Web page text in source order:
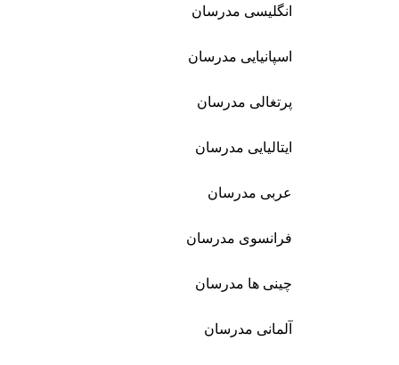
انگلیسی مدرسان
اسپانیایی مدرسان
پرتغالی مدرسان
ایتالیایی مدرسان
عربی مدرسان
فرانسوی مدرسان
چینی ها مدرسان
آلمانی مدرسان